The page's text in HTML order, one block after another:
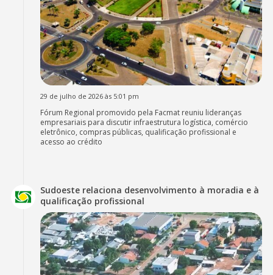
29 de julho de 2026 às 5:01 pm
Fórum Regional promovido pela Facmat reuniu lideranças
empresariais para discutir infraestrutura logística, comércio
eletrônico, compras públicas, qualificação profissional e
acesso ao crédito
Sudoeste relaciona desenvolvimento à moradia e à
qualificação profissional